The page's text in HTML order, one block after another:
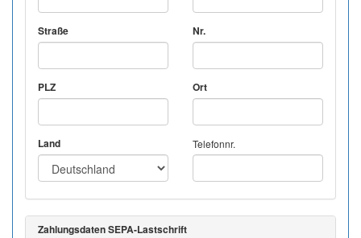
Straße Nr.
PLZ Ort
Land Telefonnr.
Zahlungsdaten SEPA-Lastschrift